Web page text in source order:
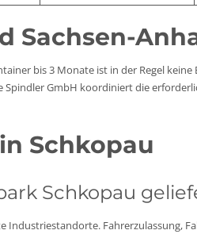
Sachsen-
bis 3 Monate ist in der Regel
Spindler GmbH koordiniert die
Schkopau
Schkopau
Industriestandorte. Fahrerzulassung,